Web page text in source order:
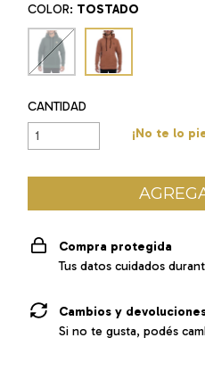
COLOR: TOSTADO
CANTIDAD
¡No te lo
Compra protegida
Tus datos cuidados
Cambios y
Si no te gusta, podés